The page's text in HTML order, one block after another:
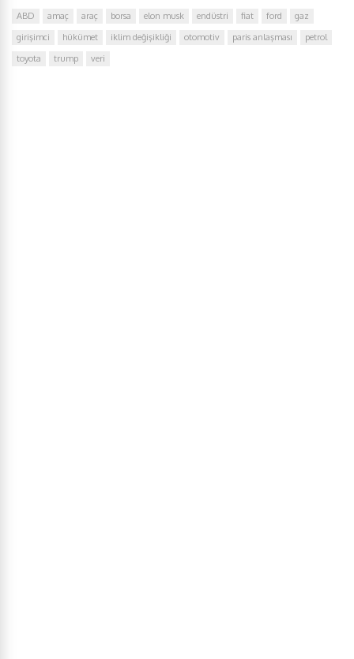
ABD amaç araç borsa elon musk endüstri fiat ford
gaz
girişimci
hükümet iklim değişikliği otomotiv paris anlaşması
petrol
toyota
trump veri